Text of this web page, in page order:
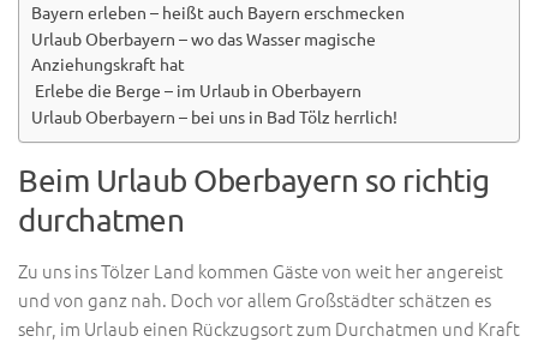
Bayern erleben – heißt auch Bayern erschmecken
Urlaub Oberbayern – wo das Wasser magische
Anziehungskraft hat
Erlebe die Berge – im Urlaub in Oberbayern
Urlaub Oberbayern – bei uns in Bad Tölz herrlich!
Beim Urlaub Oberbayern so richtig
durchatmen
Zu uns ins Tölzer Land kommen Gäste von weit her angereist
und von ganz nah. Doch vor allem Großstädter schätzen es
sehr, im Urlaub einen Rückzugsort zum Durchatmen und Kraft